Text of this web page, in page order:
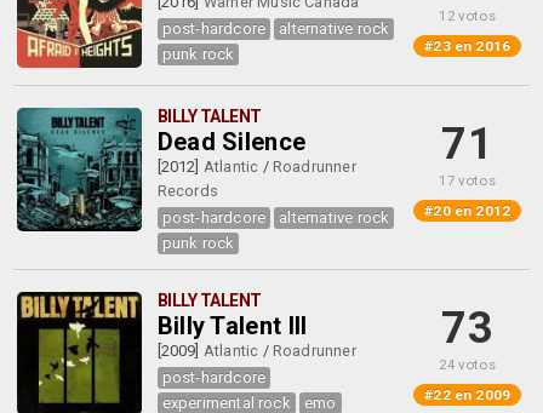
post-hardcore
alternative rock
punk rock
12 votos
#23 en 2016
BILLY TALENT
Dead Silence
[2012] Atlantic / Roadrunner
Records
post-hardcore
alternative rock
punk rock
71
17 votos
#20 en 2012
BILLY TALENT
Billy Talent III
[2009] Atlantic / Roadrunner
post-hardcore
experimental rock
emo
73
24 votos
#22 en 2009